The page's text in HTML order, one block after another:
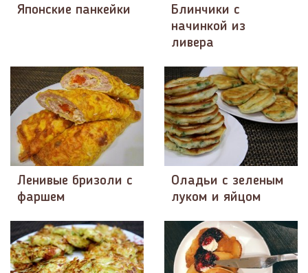
Японские панкейки
Блинчики с
начинкой из
ливера
Ленивые бризоли с
фаршем
Оладьи с зеленым
луком и яйцом